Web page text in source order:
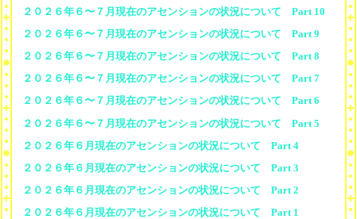
２０２６年６〜７月現在のアセンションの状況について Part 10
２０２６年６〜７月現在のアセンションの状況について Part 9
２０２６年６〜７月現在のアセンションの状況について Part 8
２０２６年６〜７月現在のアセンションの状況について Part 7
２０２６年６〜７月現在のアセンションの状況について Part 6
２０２６年６〜７月現在のアセンションの状況について Part 5
２０２６年６月現在のアセンションの状況について Part 4
２０２６年６月現在のアセンションの状況について Part 3
２０２６年６月現在のアセンションの状況について Part 2
２０２６年６月現在のアセンションの状況について Part 1